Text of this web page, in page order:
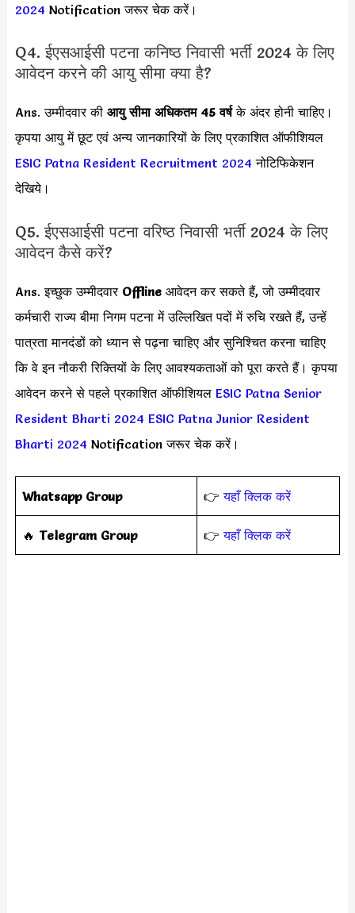
2024 Notification जरूर चेक करें।
Q4. ईएसआईसी पटना कनिष्ठ निवासी भर्ती 2024 के लिए
आवेदन करने की आयु सीमा क्या है?
Ans. उम्मीदवार की आयु सीमा अधिकतम 45 वर्षके अंदर होनी चाहिए।
कृपया आयु में छूट एवं अन्य जानकारियों के लिए प्रकाशित ऑफीशियल
ESIC Patna Resident Recruitment 2024 नोटिफिकेशन
देखिये।
Q5. ईएसआईसी पटना वरिष्ठ निवासी भर्ती 2024 के लिए
आवेदन कैसे करें?
Ans. इच्छुक उम्मीदवार Offline आवेदन कर सकते हैं, जो उम्मीदवार
कर्मचारी राज्य बीमा निगम पटना में उल्लिखित पदों में रुचि रखते हैं, उन्हें
पात्रता मानदंडों को ध्यान से पढ़ना चाहिए और सुनिश्चित करना चाहिए
कि वे इन नौकरी रिक्तियों के लिए आवश्यकताओं को पूरा करते हैं। कृपया
आवेदन करने से पहले प्रकाशित ऑफीशियल ESIC Patna Senior
Resident Bharti 2024 ESIC Patna Junior Resident
Bharti 2024 Notification जरूर चेक करें।
Whatsapp Group 👉यहाँ क्लिक करें
‎️‍🔥 Telegram Group 👉यहाँ क्लिक करें